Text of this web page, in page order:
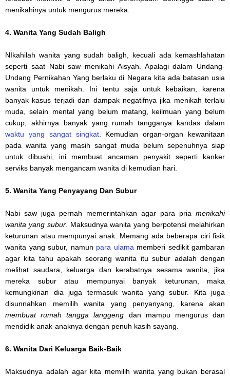
menikahinya untuk mengurus mereka.
4. Wanita Yang Sudah Baligh
NIkahilah wanita yang sudah baligh, kecuali ada kemashlahatan
seperti saat Nabi saw menikahi Aisyah. Apalagi dalam Undang-
Undang Pernikahan Yang berlaku di Negara kita ada batasan usia
wanita untuk menikah. Ini tentu saja untuk kebaikan, karena
banyak kasus terjadi dan dampak negatifnya jika menikah terlalu
muda, selain mental yang belum matang, keilmuan yang belum
cukup, akhirnya banyak yang rumah tangganya kandas dalam
waktu yang sangat singkat. Kemudian organ-organ kewanitaan
pada wanita yang masih sangat muda belum sepenuhnya siap
untuk dibuahi, ini membuat ancaman penyakit seperti kanker
serviks banyak mengancam wanita di kemudian hari.
5. Wanita Yang Penyayang Dan Subur
Nabi saw juga pernah memerintahkan agar para pria menikahi
wanita yang subur. Maksudnya wanita yang berpotensi melahirkan
keturunan atau mempunyai anak. Memang ada beberapa ciri fisik
wanita yang subur, namun para ulama memberi sedikit gambaran
agar kita tahu apakah seorang wanita itu subur adalah dengan
melihat saudara, keluarga dan kerabatnya sesama wanita, jika
mereka subur atau mempunyai banyak keturunan, maka
kemungkinan dia juga termasuk wanita yang subur. Kita juga
disunnahkan memilih wanita yang penyanyang, karena akan
membuat rumah tangga langgeng dan mampu mengurus dan
mendidik anak-anaknya dengan penuh kasih sayang.
6. Wanita Dari Keluarga Baik-Baik
Maksudnya adalah agar kita memilih wanita yang bukan berasal